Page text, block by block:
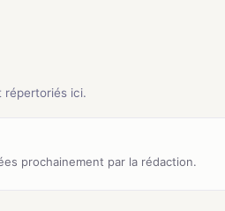
répertoriés ici.
prochainement par la rédaction.